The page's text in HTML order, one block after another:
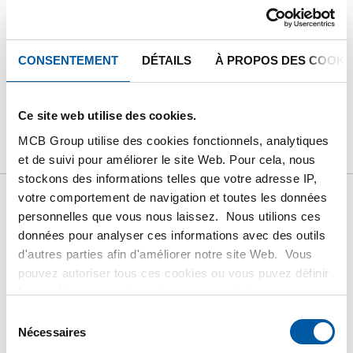
CONSENTEMENT DÉTAILS À PROPOS DES
Ce site web utilise des cookies.
MCB Group utilise des cookies fonctionnels, analytiques
et de suivi pour améliorer le site Web. Pour cela, nous
stockons des informations telles que votre adresse IP,
votre comportement de navigation et toutes les données
personnelles que vous nous laissez. Nous utilions ces
données pour analyser ces informations avec des outils
d'autres parties afin d'améliorer notre site Web. Vous
pouvez autoriser tous ces cookies ou vous puvez définir
les cookies vous-même si vous ne souhaitez pas que
plus d'informations sur les cookies que nous conservons
et les parties avec lesquelles nous travaillons dans notre
Nécessaires
PRODUIT
DESCRIPTION DU PRODUIT
LISTE DE PRIX BRUT
TÉLÉCHARGEMENTS
CARACTÉRISTIQUES
Liste de prix bruts:
Tôle/feuillard inox
1.4362/UNS S32304 laminé
à froid 2E